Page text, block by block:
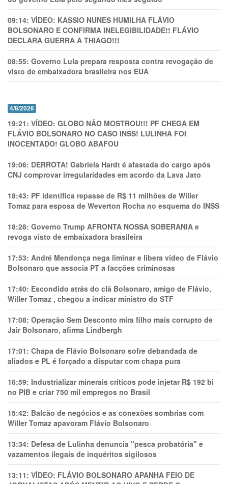
09:14: VÍDEO: KASSIO NUNES HUMlLHA FLÁVIO
BOLSONARO E CONFIRMA INELEGIBILIDADE!! FLÁVIO
DECLARA GUERRA A THIAGO!!!
08:55: Governo Lula prepara resposta contra revogação de
visto de embaixadora brasileira nos EUA
4/8/2026
19:21: VÍDEO: GLOBO NÃO MOSTROU!!! PF CHEGA EM
FLÁVIO BOLSONARO NO CASO INSS! LULINHA FOI
INOCENTADO! GLOBO ABAFOU
19:06: DERROTA! Gabriela Hardt é afastada do cargo após
CNJ comprovar irregularidades em acordo da Lava Jato
18:43: PF identifica repasse de R$ 11 milhões de Willer
Tomaz para esposa de Weverton Rocha no esquema do INSS
18:28: Governo Trump AFRONTA NOSSA SOBERANIA e
revoga visto de embaixadora brasileira
17:53: André Mendonça nega liminar e libera vídeo de Flávio
Bolsonaro que associa PT a facções criminosas
17:40: Escondido atrás do clã Bolsonaro, amigo de Flávio,
Willer Tomaz , chegou a indicar ministro do STF
17:08: Operação Sem Desconto mira filho mais corrupto de
Jair Bolsonaro, afirma Lindbergh
17:01: Chapa de Flávio Bolsonaro sofre debandada de
aliados e PL é forçado a disputar com chapa pura
16:59: Industrializar minerais críticos pode injetar R$ 192 bi
no PIB e criar 750 mil empregos no Brasil
15:42: Balcão de negócios e as conexões sombrias com
Willer Tomaz apavoram Flávio Bolsonaro
13:34: Defesa de Lulinha denuncia "pesca probatória" e
vazamentos ilegais de inquéritos sigilosos
13:11: VÍDEO: FLÁVIO BOLSONARO APANHA FEIO DE